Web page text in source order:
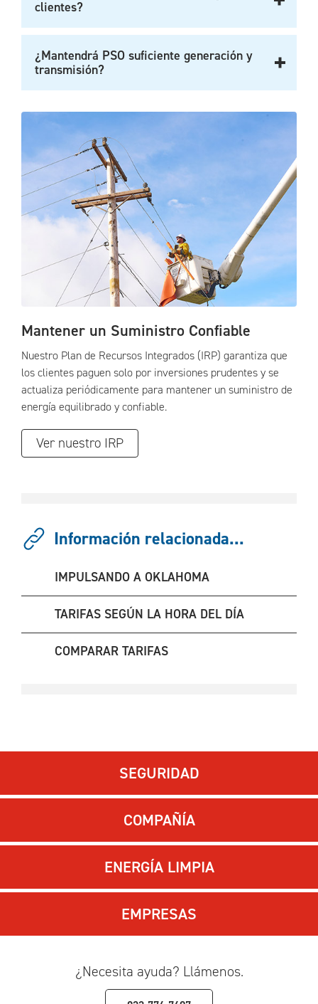
clientes?
¿Mantendrá PSO suficiente generación y
transmisión?
Mantener un Suministro Confiable
Nuestro Plan de Recursos Integrados (IRP) garantiza que
los clientes paguen solo por inversiones prudentes y se
actualiza periódicamente para mantener un suministro de
energía equilibrado y confiable.
Ver nuestro IRP
Información relacionada...
IMPULSANDO A OKLAHOMA
TARIFAS SEGÚN LA HORA DEL DÍA
COMPARAR TARIFAS
SEGURIDAD
COMPAÑÍA
ENERGÍA LIMPIA
EMPRESAS
¿Necesita ayuda? Llámenos.